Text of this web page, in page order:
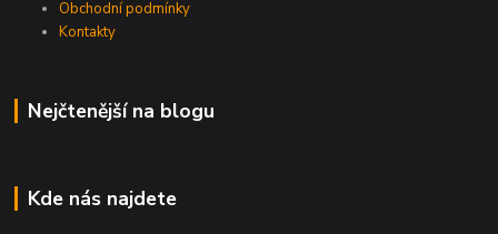
Obchodní podmínky
Kontakty
Nejčtenější na blogu
Kde nás najdete